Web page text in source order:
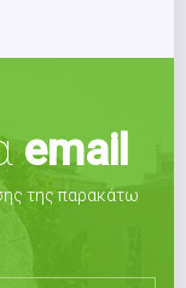
email
της παρακάτω